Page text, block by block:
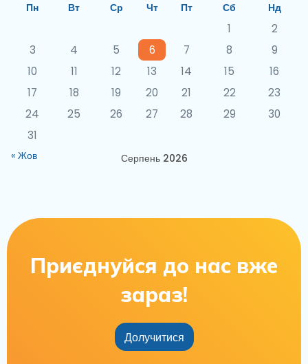
Серпень 2026
Пн Вт Ср Чт Пт Сб Нд
1
2
3
4 5 6 7 8
9
10
11 12 13 14 15
16
17
18 19 20 21 22
23
24
25 26 27 28 29
30
31
« Жов
Приєднуйся до нас вже
зараз!
Долучитися